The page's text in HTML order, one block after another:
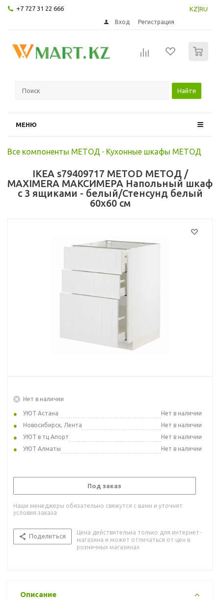
+7 727 31 22 666 KZ RU
Вход Регистрация
Найти
МЕНЮ
Все компоненты МЕТОД - Кухонные шкафы МЕТОД
IKEA s79409717 METOD МЕТОД /
MAXIMERA МАКСИМЕРА Напольный шкаф
с 3 ящиками - белый/Стенсунд белый
60x60 см
Нет в наличии
УЮТ Астана
Нет в наличии
Новосибирск, Лента
Нет в наличии
УЮТ в тц Апорт
Нет в наличии
УЮТ Алматы
Нет в наличии
Под заказ
Наши менеджеры обязательно свяжутся с вами и уточнят
условия заказа
Поделиться
Цена действительна только для интернет-
магазина и может отличаться от цен в
розничных магазинах
Описание